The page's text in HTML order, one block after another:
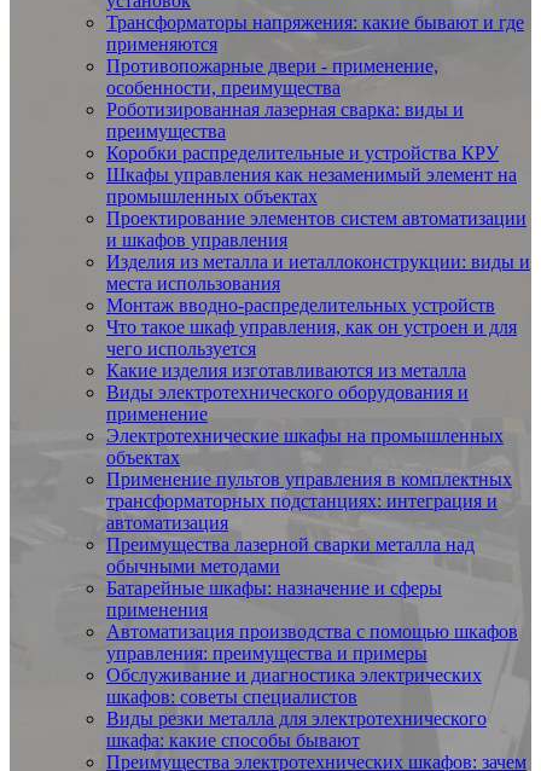
Трансформаторы напряжения: какие бывают и где
применяются
Противопожарные двери - применение,
особенности, преимущества
Роботизированная лазерная сварка: виды и
преимущества
Коробки распределительные и устройства КРУ
Шкафы управления как незаменимый элемент на
промышленных объектах
Проектирование элементов систем автоматизации
и шкафов управления
Изделия из металла и иеталлоконструкции: виды и
места использования
Монтаж вводно-распределительных устройств
Что такое шкаф управления, как он устроен и для
чего используется
Какие изделия изготавливаются из металла
Виды электротехнического оборудования и
применение
Электротехнические шкафы на промышленных
объектах
Применение пультов управления в комплектных
трансформаторных подстанциях: интеграция и
автоматизация
Преимущества лазерной сварки металла над
обычными методами
Батарейные шкафы: назначение и сферы
применения
Автоматизация производства с помощью шкафов
управления: преимущества и примеры
Обслуживание и диагностика электрических
шкафов: советы специалистов
Виды резки металла для электротехнического
шкафа: какие способы бывают
Преимущества электротехнических шкафов: зачем